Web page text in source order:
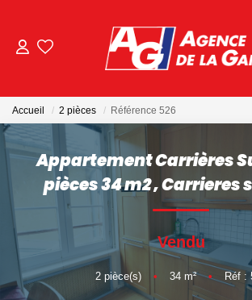
GESTION
BIENS VENDUS
NOS AGENCES
Accueil 2 pièces Référence 526
Appartement Carrières
pièces 34 m2,Carrieres
Vendu
2pièce(s) • 34m² • Réf :